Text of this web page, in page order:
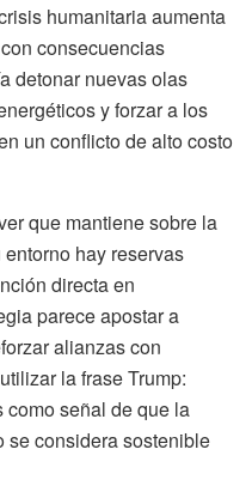
humanitaria aumenta
consecuencias
detonar nuevas olas
y forzar a los
un conflicto de alto costo
que mantiene sobre la
hay reservas
directa en
parece apostar a
alianzas con
la frase Trump:
como señal de que la
se considera sostenible